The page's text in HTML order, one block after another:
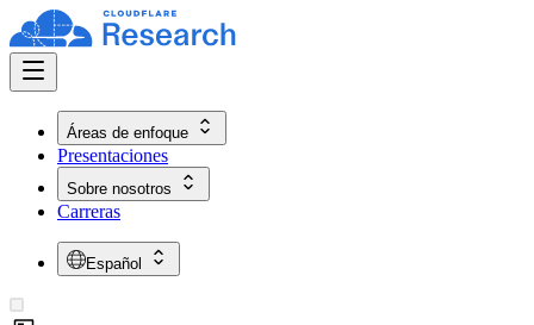
Áreas de enfoque
Presentaciones
Sobre nosotros
Carreras
Español